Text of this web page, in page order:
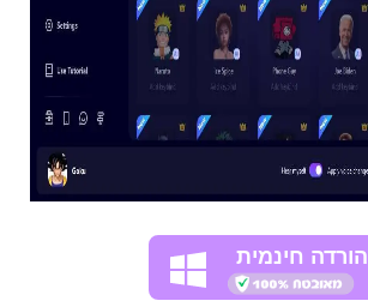
הורדה חינמית